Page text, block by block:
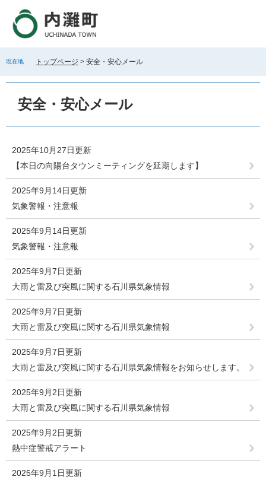
で
ば
現在地 トップページ > 安全・安心メール
安全・安心メール
2025年10月27日更新
【本日の向陽台タウンミーティングを延期します】
2025年9月14日更新
気象警報・注意報
2025年9月14日更新
気象警報・注意報
2025年9月7日更新
大雨と雷及び突風に関する石川県気象情報
2025年9月7日更新
大雨と雷及び突風に関する石川県気象情報
2025年9月7日更新
大雨と雷及び突風に関する石川県気象情報をお知らせします。
2025年9月2日更新
大雨と雷及び突風に関する石川県気象情報
2025年9月2日更新
熱中症警戒アラート
2025年9月1日更新